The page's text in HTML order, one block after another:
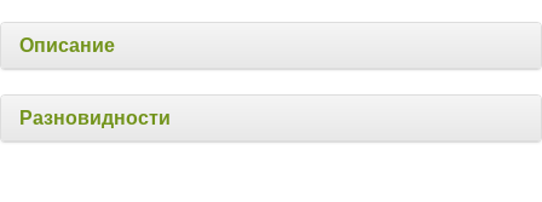
Описание
Разновидности